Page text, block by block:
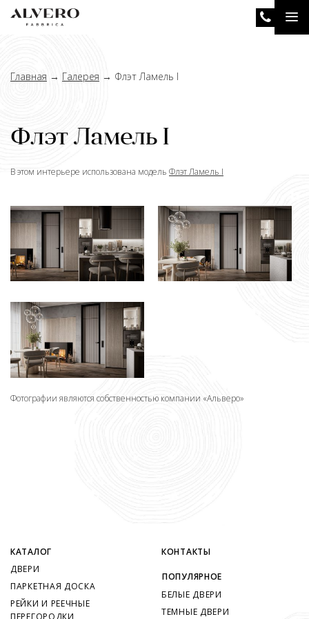
Перейти
Главная → Галерея → Флэт Ламель I
Флэт Ламель I
В этом интерьере использована модель Флэт Ламель I
Фотографии являются собственностью компании «Альверо»
КАТАЛОГ
ДВЕРИ
ПАРКЕТНАЯ ДОСКА
РЕЙКИ И РЕЕЧНЫЕ
ПЕРЕГОРОДКИ
КОНТАКТЫ
ПОПУЛЯРНОЕ
БЕЛЫЕ ДВЕРИ
ТЕМНЫЕ ДВЕРИ